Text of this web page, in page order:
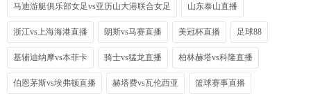
马迪游艇俱乐部女足vs亚历山大港联合女足 山东泰山直播
浙江vs上海海港直播 朗斯vs马赛直播 美冠杯直播 足球88
基辅迪纳摩vs本菲卡 骑士vs猛龙直播 柏林赫塔vs科隆直播
伯恩茅斯vs埃弗顿直播 赫塔费vs瓦伦西亚 篮球赛事直播